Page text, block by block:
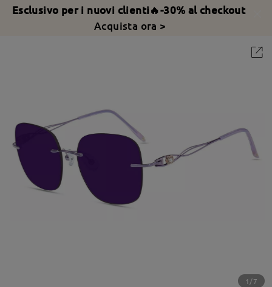
Esclusivo per i nuovi clienti🔥-30% al checkout
Acquista ora >
1/7